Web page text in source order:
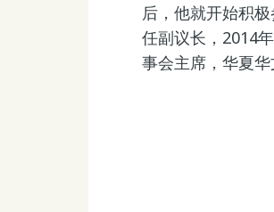
后，他就开始积
任副议长，2014
事会主席，华夏华